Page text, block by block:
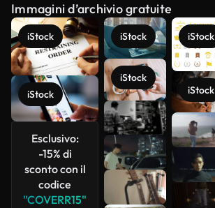
Immagini d’archivio gratuite
iStock
iStock
Esclusivo:
-15% di
sconto con il
codice
"COVERR15"
iStock
iStock
iStock
iStock